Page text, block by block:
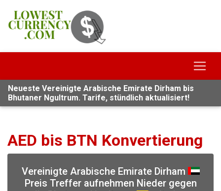
Neueste Vereinigte Arabische Emirate Dirham bis
Bhutaner Ngultrum. Tarife, stündlich aktualisiert!
AED bis BTN Konvertierung
Vereinigte Arabische Emirate Dirham
Preis Treffer aufnehmen Nieder gegen